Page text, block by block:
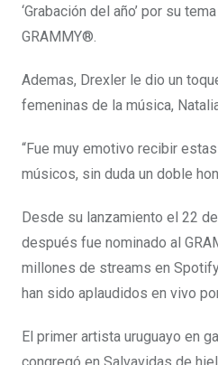
‘Grabación del año’ por su
GRAMMY®.
Ademas, Drexler le dio un
femeninas de la música,
“Fue muy emotivo recibir
músicos, sin duda un doble
Desde su lanzamiento el 22
después fue nominado al
millones de streams en
han sido aplaudidos en vivo
El primer artista uruguayo en